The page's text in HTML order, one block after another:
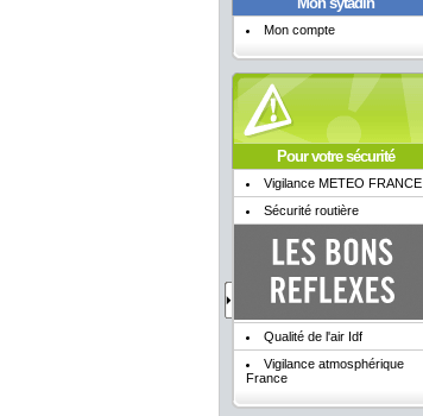
Mon compte
Pour votre sécurité
Vigilance METEO FRANCE
Sécurité routière
Qualité de l'air Idf
Vigilance atmosphérique
France